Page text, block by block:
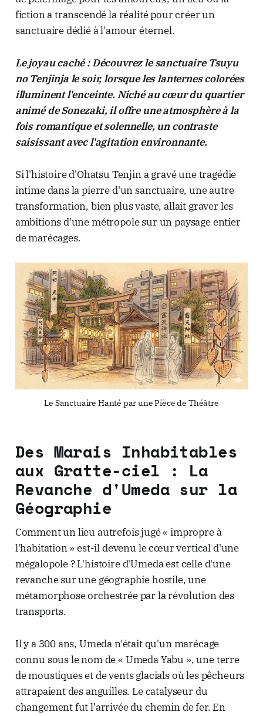
fiction a transcendé la réalité pour créer un
sanctuaire dédié à l'amour éternel.
Le joyau caché : Découvrez le sanctuaire Tsuyu
no Tenjinja le soir, lorsque les lanternes colorées
illuminent l'enceinte. Niché au cœur du quartier
animé de Sonezaki, il offre une atmosphère à la
fois romantique et solennelle, un contraste
saisissant avec l'agitation environnante.
Si l'histoire d'Ohatsu Tenjin a gravé une tragédie
intime dans la pierre d'un sanctuaire, une autre
transformation, bien plus vaste, allait graver les
ambitions d'une métropole sur un paysage entier
de marécages.
Le Sanctuaire Hanté par une Pièce de Théâtre
Des Marais Inhabitables
aux Gratte-ciel : La
Revanche d'Umeda sur la
Géographie
Comment un lieu autrefois jugé « impropre à
l'habitation » est-il devenu le cœur vertical d'une
mégalopole ? L'histoire d'Umeda est celle d'une
revanche sur une géographie hostile, une
métamorphose orchestrée par la révolution des
transports.
Il y a 300 ans, Umeda n'était qu'un marécage
connu sous le nom de « Umeda Yabu », une terre
de moustiques et de vents glacials où les pêcheurs
attrapaient des anguilles. Le catalyseur du
changement fut l'arrivée du chemin de fer. En